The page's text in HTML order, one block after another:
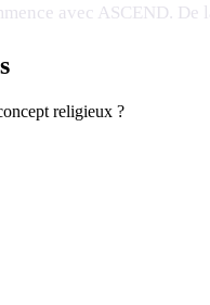
avec ASCEND.
religieux ?